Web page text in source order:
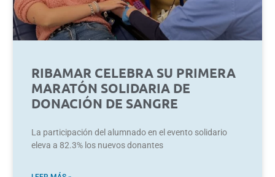
RIBAMAR CELEBRA SU PRIMERA
MARATÓN SOLIDARIA DE
DONACIÓN DE SANGRE
La participación del alumnado en el evento solidario
eleva a 82.3% los nuevos donantes